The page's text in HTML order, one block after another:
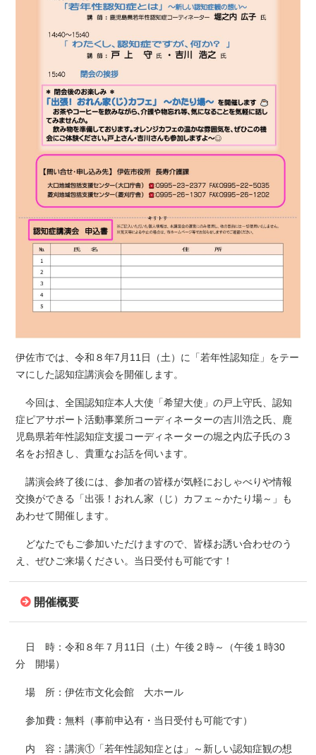
伊佐市では、令和８年7月11日（土）に「若年性認知症」をテー
マにした認知症講演会を開催します。
今回は、全国認知症本人大使「希望大使」の戸上守氏、認知
症ピアサポート活動事業所コーディネーターの吉川浩之氏、鹿
児島県若年性認知症支援コーディネーターの堀之内広子氏の３
名をお招きし、貴重なお話を伺います。
講演会終了後には、参加者の皆様が気軽におしゃべりや情報
交換ができる「出張！おれん家（じ）カフェ～かたり場～」も
あわせて開催します。
どなたでもご参加いただけますので、皆様お誘い合わせのう
え、ぜひご来場ください。当日受付も可能です！
開催概要
日 時：令和８年７月11日（土）午後２時～（午後１時30
分 開場）
場 所：伊佐市文化会館 大ホール
参加費：無料（事前申込有・当日受付も可能です）
内 容：講演①「若年性認知症とは」～新しい認知症観の想